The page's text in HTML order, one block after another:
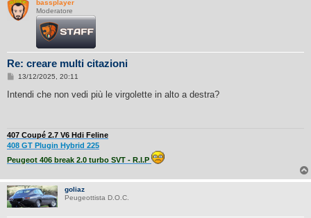
bassplayer
Moderatore
Re: creare multi citazioni
M
s
i
o
13/12/2025, 20:11
Intendi che non vedi più le virgolette in alto a destra?
407 Coupé 2.7 V6 Hdi Feline
408 GT Plugin Hybrid 225
Peugeot 406 break 2.0 turbo SVT - R.I.P
goliaz
Peugeottista D.O.C.